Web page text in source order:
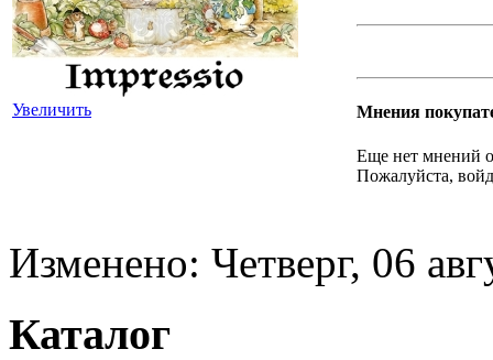
Увеличить Мнения
Еще нет мнений
Пожалуйста,
Изменено: Четверг, 06
Каталог